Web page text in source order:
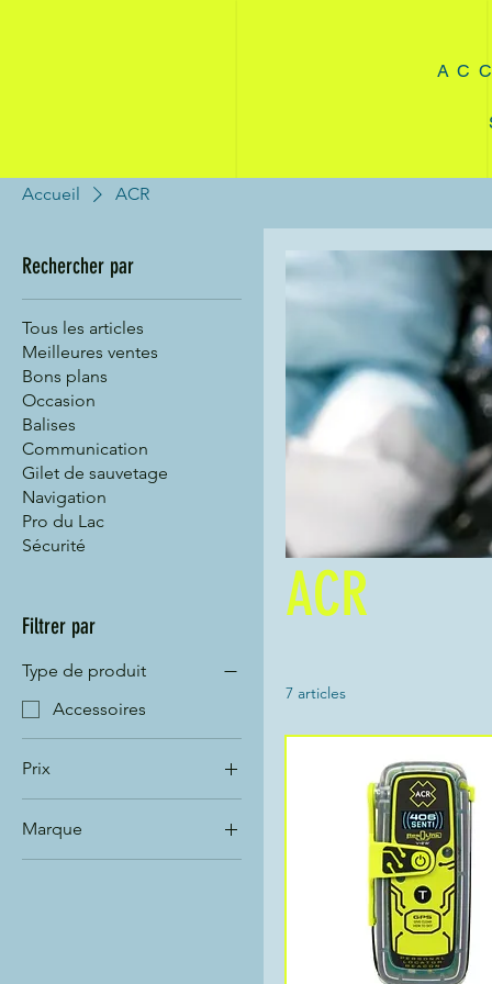
A C
Accueil ACR
Rechercher par
Tous les articles
Meilleures ventes
Bons plans
Occasion
Balises
Communication
Gilet de sauvetage
Navigation
Pro du Lac
Sécurité
Filtrer par
Type de produit
Accessoires
Prix
67 CHF 1 000 CHF
Marque
ACR
7 articles